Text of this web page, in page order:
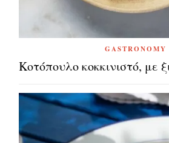
GASTRONOMY
Κοτόπουλο κοκκινιστό, με